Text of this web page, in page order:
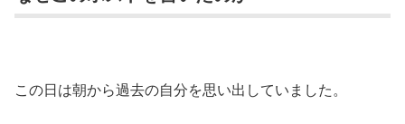
この日は朝から過去の自分を思い出していました。